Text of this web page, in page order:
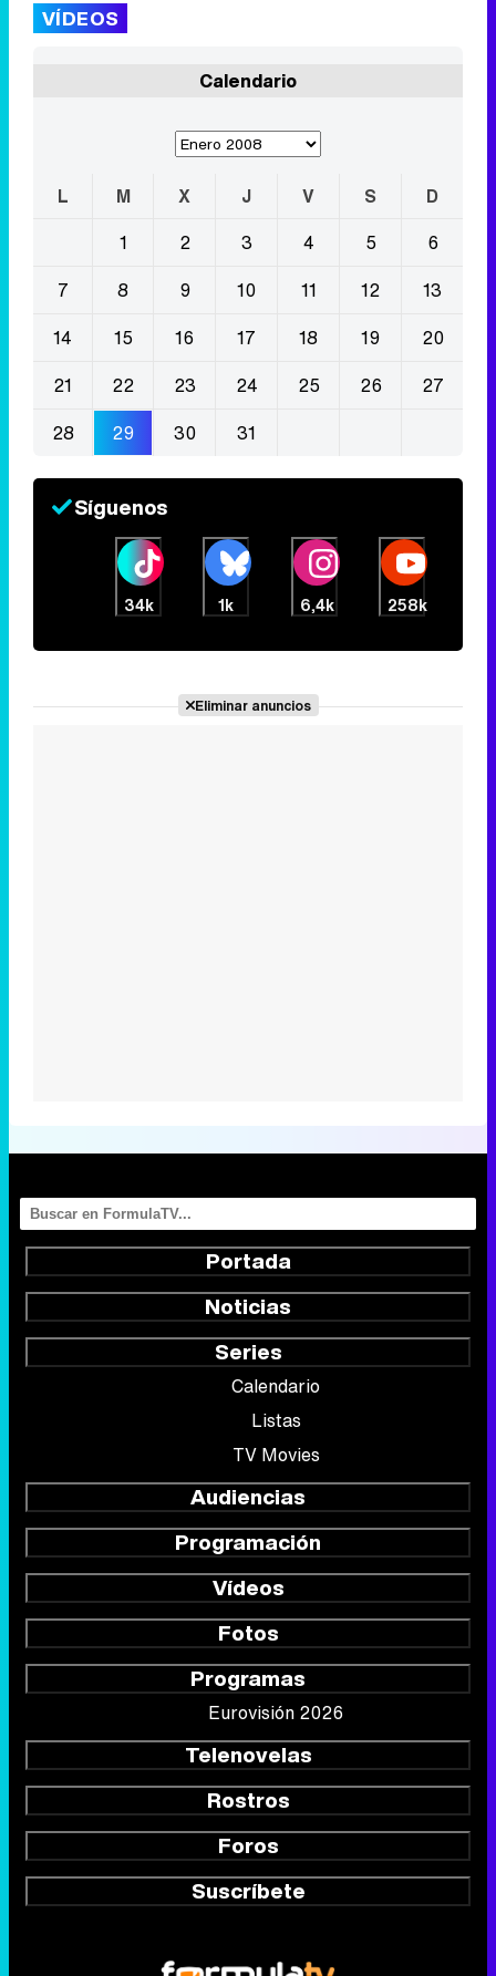
VÍDEOS
Calendario
L M X J V S
D
1
2 3 4 5
6
7
8 9 10 11 12
13
14
15 16 17 18 19
20
21
22 23 24 25 26
27
28
29 30 31
Síguenos
34k 1k 6,4k 258k
Eliminar anuncios
Portada
Noticias
Series
Calendario
Listas
TV Movies
Audiencias
Programación
Vídeos
Fotos
Programas
Eurovisión 2026
Telenovelas
Rostros
Foros
Suscríbete